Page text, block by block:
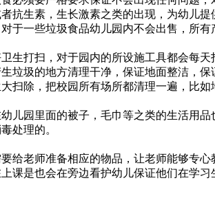
抗生素，生长激素之类的出现，为幼儿
于一些垃圾食品幼儿园内不会出售，所有
生打扫，对于园内的所设施工具都会每
垃圾的地方清理干净，保证地面整洁，
扫除，把校园所有场所都清理一遍，比
儿园里面的被子，毛巾等之类的生活用
处理的。
给老师准备相应的物品，让老师能够专
课是也会在旁边看护幼儿保证他们在学